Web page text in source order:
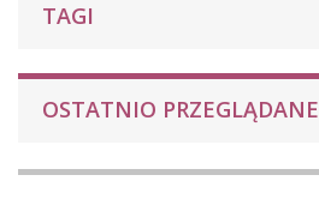
TAGI
OSTATNIO PRZEGLĄDANE